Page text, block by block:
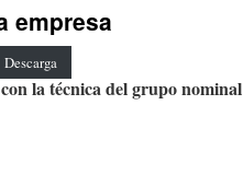
empresa
Descarga
la técnica del grupo nominal